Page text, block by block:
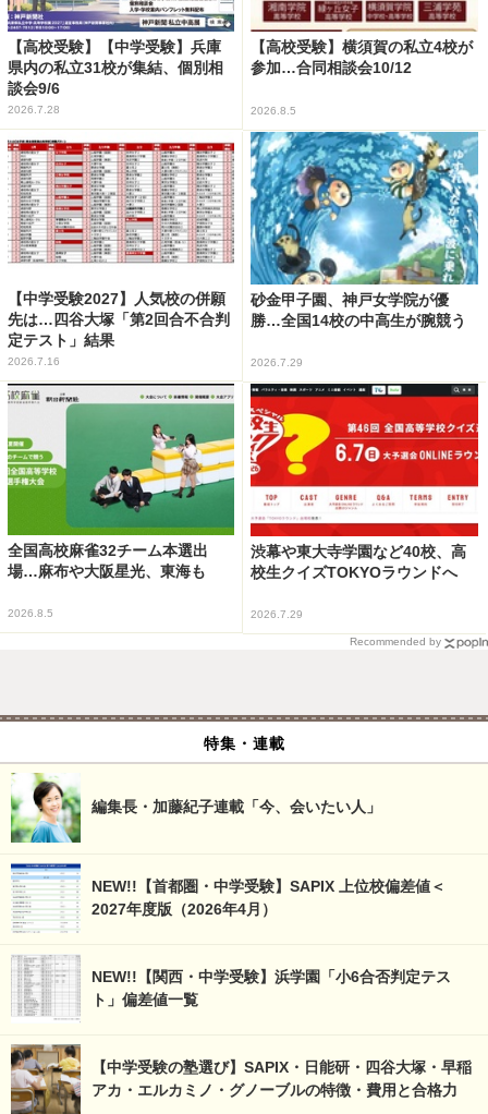
【高校受験】【中学受験】兵庫
県内の私立31校が集結、個別相
談会9/6
2026.7.28
【高校受験】横須賀の私立4校が
参加…合同相談会10/12
2026.8.5
【中学受験2027】人気校の併願
先は…四谷大塚「第2回合不合判
定テスト」結果
2026.7.16
砂金甲子園、神戸女学院が優
勝…全国14校の中高生が腕競う
2026.7.29
全国高校麻雀32チーム本選出
場…麻布や大阪星光、東海も
2026.8.5
渋幕や東大寺学園など40校、高
校生クイズTOKYOラウンドへ
2026.7.29
Recommended by
特集・連載
編集長・加藤紀子連載「今、会いたい人」
NEW!!【首都圏・中学受験】SAPIX 上位校偏差値＜
2027年度版（2026年4月）
NEW!!【関西・中学受験】浜学園「小6合否判定テス
ト」偏差値一覧
【中学受験の塾選び】SAPIX・日能研・四谷大塚・早稲
アカ・エルカミノ・グノーブルの特徴・費用と合格力